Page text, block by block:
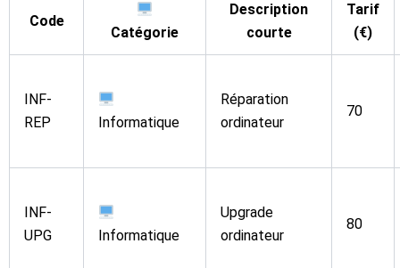
Code
Catégorie
Description
courte
Tarif
(€)
INF-
REP
Informatique
Réparation
ordinateur
70
INF-
UPG
Informatique
Upgrade
ordinateur
80